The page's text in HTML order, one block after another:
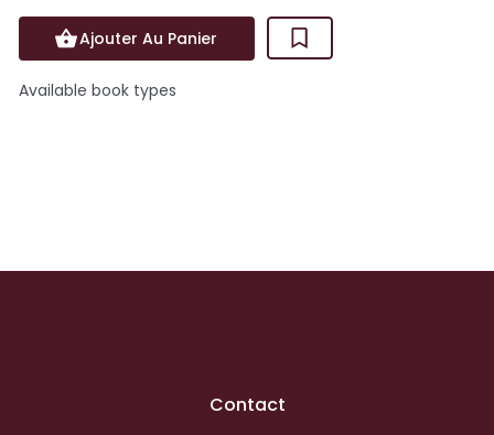
Ajouter Au Panier
Available book types
Contact